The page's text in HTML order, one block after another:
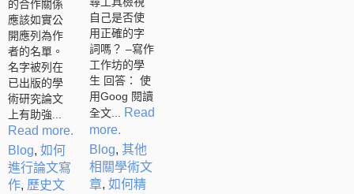
的合作關係
應該如實公
開應列為作
者的名單。
名字被列在
已出版的學
術研究論文
上有助強...
Read more.
Blog, 如何
進行論文寫
作, 歷史文
自己是否使
用正確的字
詞嗎？ –寫作
工作坊的學
生 回答： 使
用Goog 閱讀
全文...
Read
more.
Blog, 其他
相關學術文
章,如何精